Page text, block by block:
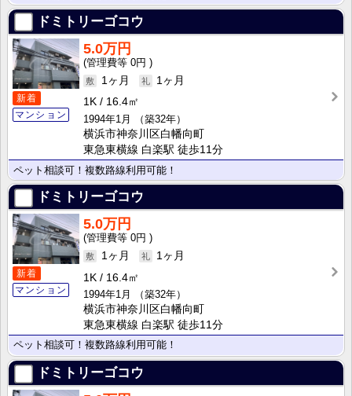
ドミトリーゴコウ
新着
マンション
5.0万円
0円
1ヶ月
1ヶ月
1K
16.4㎡
1994年1月
（築32年）
横浜市神奈川区白幡向町
東急東横線 白楽駅 徒歩11分
ペット相談可！複数路線利用可能！
ドミトリーゴコウ
新着
マンション
5.0万円
0円
1ヶ月
1ヶ月
1K
16.4㎡
1994年1月
（築32年）
横浜市神奈川区白幡向町
東急東横線 白楽駅 徒歩11分
ペット相談可！複数路線利用可能！
ドミトリーゴコウ